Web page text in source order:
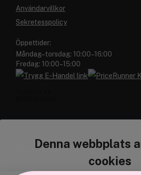
Denna webbplats
cookies
Användarvillkor
Sekretesspolicy
Öppettider:
Måndag–torsdag: 10:00–16:00
Fredag: 10:00–15:00
Cocopanda.se